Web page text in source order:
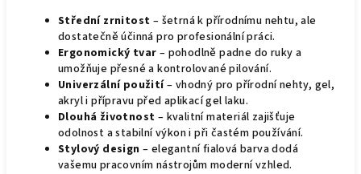
Střední zrnitost – šetrná k přírodnímu nehtu, ale
dostatečně účinná pro profesionální práci.
Ergonomický tvar – pohodlně padne do ruky a
umožňuje přesné a kontrolované pilování.
Univerzální použití– vhodný pro přírodní nehty, gel,
akryl i přípravu před aplikací gel laku.
Dlouhá životnost – kvalitní materiál zajišťuje
odolnost a stabilní výkon i při častém používání.
Stylový design – elegantní fialová barva dodá
vašemu pracovním nástrojům moderní vzhled.